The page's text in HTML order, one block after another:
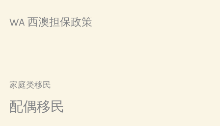
WA 西澳担保政策
家庭类移民
配偶移民